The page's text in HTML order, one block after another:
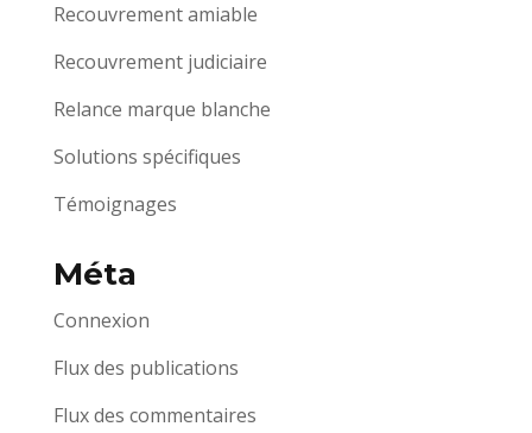
Recouvrement amiable
Recouvrement judiciaire
Relance marque blanche
Solutions spécifiques
Témoignages
Méta
Connexion
Flux des publications
Flux des commentaires